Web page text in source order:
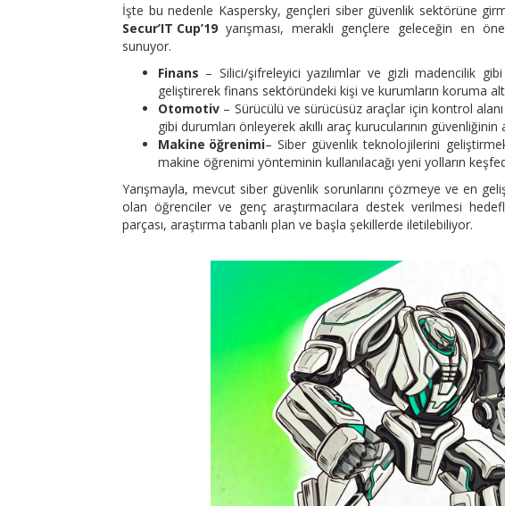
İşte bu nedenle Kaspersky, gençleri siber güvenlik sektörüne
Secur’IT Cup’19 yarışması, meraklı gençlere geleceğin en
sunuyor.
Finans – Silici/şifreleyici yazılımlar ve gizli madencilik
geliştirerek finans sektöründeki kişi ve kurumların koruma
Otomotiv – Sürücülü ve sürücüsüz araçlar için kontrol alanı
gibi durumları önleyerek akıllı araç kurucularının güvenliğinin
Makine öğrenimi– Siber güvenlik teknolojilerini
makine öğrenimi yönteminin kullanılacağı yeni yolların
Yarışmayla, mevcut siber güvenlik sorunlarını çözmeye ve en
olan öğrenciler ve genç araştırmacılara destek verilmesi
parçası, araştırma tabanlı plan ve başla şekillerde iletilebiliyor.